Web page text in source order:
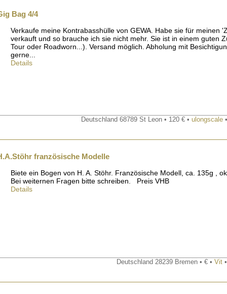
Bag 4/4
Verkaufe meine Kontrabasshülle von GEWA. Habe sie für meinen
verkauft und so brauche ich sie nicht mehr. Sie ist in einem guten
Tour oder Roadworn...). Versand möglich. Abholung mit
gerne...
Details
Deutschland 68789 St Leon • 120 € • ulongscale
französische Modelle
Biete ein Bogen von H. A. Stöhr. Französische Modell, ca. 135g ,
Bei weiternen Fragen bitte schreiben. Preis VHB
Details
Deutschland 28239 Bremen • € • Vit